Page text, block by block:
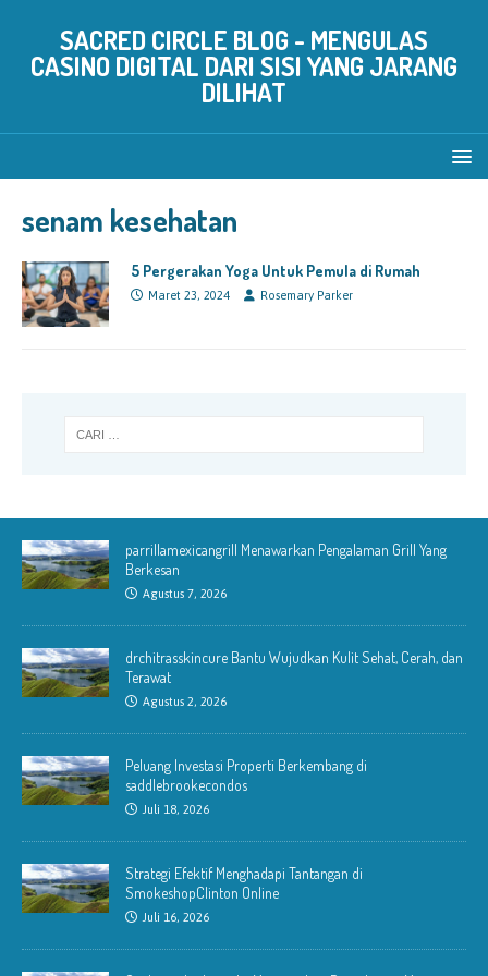
SACRED CIRCLE BLOG - MENGULAS
CASINO DIGITAL DARI SISI YANG JARANG
DILIHAT
senam kesehatan
5 Pergerakan Yoga Untuk Pemula di Rumah
Maret 23, 2024 Rosemary Parker
parrillamexicangrill Menawarkan Pengalaman Grill Yang
Berkesan
Agustus 7, 2026
drchitrasskincure Bantu Wujudkan Kulit Sehat, Cerah, dan
Terawat
Agustus 2, 2026
Peluang Investasi Properti Berkembang di
saddlebrookecondos
Juli 18, 2026
Strategi Efektif Menghadapi Tantangan di
SmokeshopClinton Online
Juli 16, 2026